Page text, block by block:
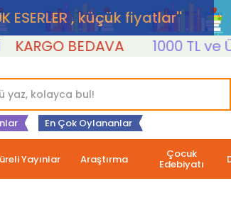
ESERLER , küçük fiyatlar''
BEDAVA 1000 TL ve
En Çok Oylananlar
Yayınlar Araştırma Çocuk
Edebiyatı